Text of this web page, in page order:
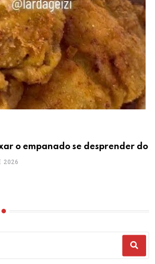
o empanado se desprender do
2026